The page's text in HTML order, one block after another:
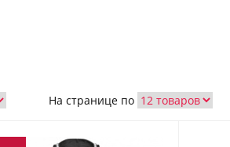
На странице по